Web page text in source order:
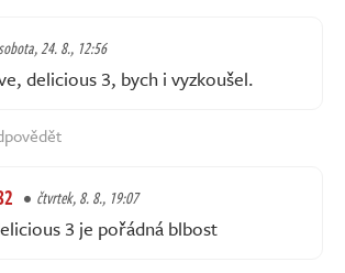
24. 8., 12:56
delicious 3, bych i vyzkoušel.
čtvrtek, 8. 8., 19:07
3 je pořádná blbost